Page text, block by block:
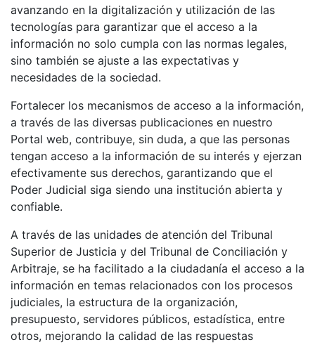
avanzando en la digitalización y utilización de las
tecnologías para garantizar que el acceso a la
información no solo cumpla con las normas legales,
sino también se ajuste a las expectativas y
necesidades de la sociedad.
Fortalecer los mecanismos de acceso a la información,
a través de las diversas publicaciones en nuestro
Portal web, contribuye, sin duda, a que las personas
tengan acceso a la información de su interés y ejerzan
efectivamente sus derechos, garantizando que el
Poder Judicial siga siendo una institución abierta y
confiable.
A través de las unidades de atención del Tribunal
Superior de Justicia y del Tribunal de Conciliación y
Arbitraje, se ha facilitado a la ciudadanía el acceso a la
información en temas relacionados con los procesos
judiciales, la estructura de la organización,
presupuesto, servidores públicos, estadística, entre
otros, mejorando la calidad de las respuestas